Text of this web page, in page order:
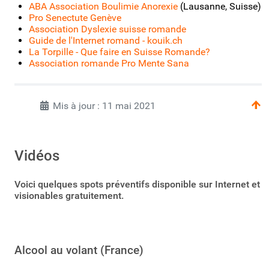
ABA Association Boulimie Anorexie (Lausanne, Suisse)
Pro Senectute Genève
Association Dyslexie suisse romande
Guide de l'Internet romand - kouik.ch
La Torpille - Que faire en Suisse Romande?
Association romande Pro Mente Sana
Mis à jour : 11 mai 2021
Vidéos
Voici quelques spots préventifs disponible sur Internet et
visionables gratuitement.
Alcool au volant (France)